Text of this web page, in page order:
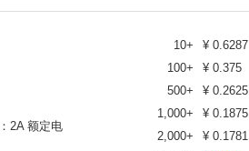
2A 额定电
10+ ¥ 0.6287
100+ ¥ 0.375
500+ ¥ 0.2625
1,000+ ¥ 0.1875
2,000+ ¥ 0.1781